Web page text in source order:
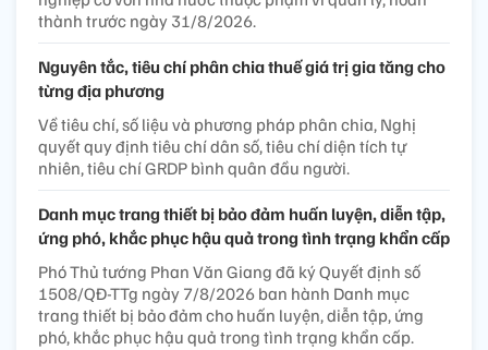
thành trước ngày 31/8/2026.
Nguyên tắc, tiêu chí phân chia thuế giá trị gia tăng cho
từng địa phương
Về tiêu chí, số liệu và phương pháp phân chia, Nghị
quyết quy định tiêu chí dân số, tiêu chí diện tích tự
nhiên, tiêu chí GRDP bình quân đầu người.
Danh mục trang thiết bị bảo đảm huấn luyện, diễn tập,
ứng phó, khắc phục hậu quả trong tình trạng khẩn cấp
Phó Thủ tướng Phan Văn Giang đã ký Quyết định số
1508/QĐ-TTg ngày 7/8/2026 ban hành Danh mục
trang thiết bị bảo đảm cho huấn luyện, diễn tập, ứng
phó, khắc phục hậu quả trong tình trạng khẩn cấp.